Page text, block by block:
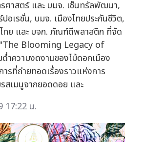
ศาสตร์ และ บมจ. เซ็นทรัลพัฒนา,
อเรชั่น, บมจ. เมืองไทยประกันชีวิต,
ทย และ บจก. ภัณฑ์ดีพลาสติก ที่จัด
Blooming Legacy of
ำความงดงามของไม้ดอกเมือง
รที่ถ่ายทอดเรื่องราวแห่งการ
เมนูจากยอดดอย และ
17:22 น.